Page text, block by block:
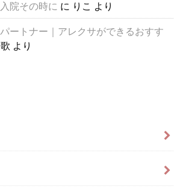
院その時に に りこ より
ートナー｜アレクサができるおすす
より